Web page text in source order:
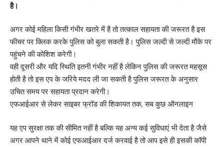
है।
अगर कोई महिला किसी गंभीर खतरे में है तो तत्काल सहायता की जरूरत है इस
फीचर पर क्लिक करके पुलिस को बुला सकती है। पुलिस जल्दी से जल्दी मौके पर
पहुंचने की कोशिश करेगी।
वही दूसरी और यदि स्थिति इतनी गंभीर नहीं है लेकिन पुलिस की जरूरत महसूस
होती है तो इस एप के जरिये मदद ली जा सकती है पुलिस जरूरत के अनुसार
उचित समय पर सहायता प्रदान करेगी।
एफआईआर से लेकर साइबर फ्रॉड की शिकायत तक, सब कुछ ऑनलाइन
यह एप सुरक्षा तक की सीमित नहीं है बल्कि यह अन्य कई सुविधाएं भी देता है जैसे
अगर आपने थाने में कोई एफआईआर दर्ज करवाई है तो आप इसे ही इसकी कॉपी